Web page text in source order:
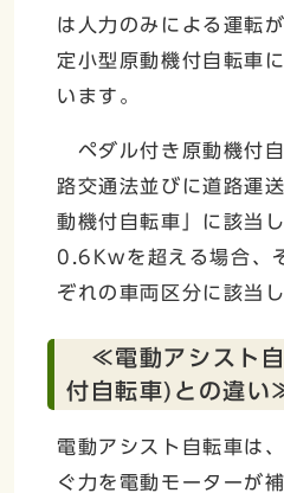
は人力のみによる運転
定小型原動機付自転車
います。
ペダル付き原動機付
路交通法並びに道路運
動機付自転車」に該当
0.6Kwを超える場合、
ぞれの車両区分に該当
≪電動アシスト自
付自転車)との違い
電動アシスト自転車は
ぐ力を電動モーターが